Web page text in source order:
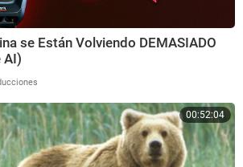
se Están Volviendo DEMASIADO
AI)
00:52:04